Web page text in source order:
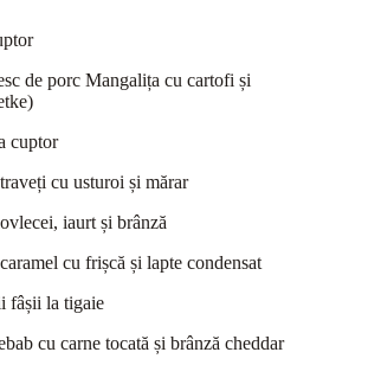
de porc Mangalița cu cartofi și
cuptor
cu usturoi și mărar
iaurt și brânză
cu frișcă și lapte condensat
fâșii la tigaie
cu carne tocată și brânză cheddar